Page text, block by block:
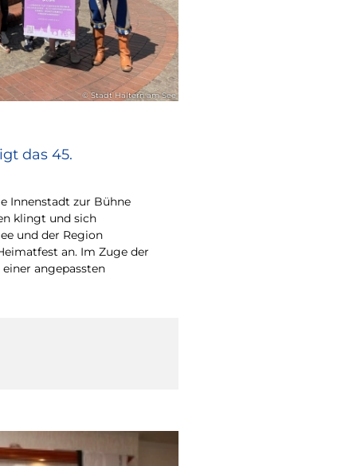
© Stadt Haltern am See
das 45.
Innenstadt zur Bühne
klingt und sich
und der Region
an. Im Zuge der
angepassten